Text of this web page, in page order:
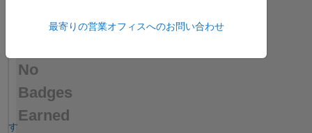
No
Badges
Earned
す
最寄りの営業オフィスへのお問い合わせ